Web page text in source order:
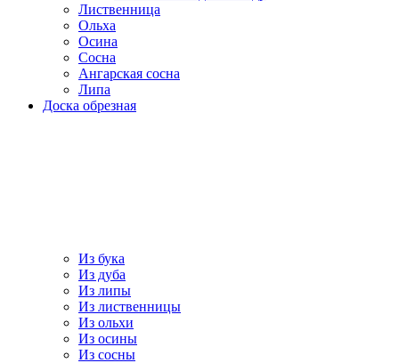
Лиственница
Ольха
Осина
Сосна
Ангарская сосна
Липа
Доска обрезная
Из бука
Из дуба
Из липы
Из лиственницы
Из ольхи
Из осины
Из сосны